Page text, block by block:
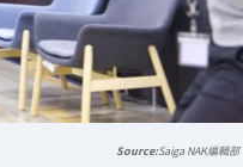
Saiga NAK編輯部